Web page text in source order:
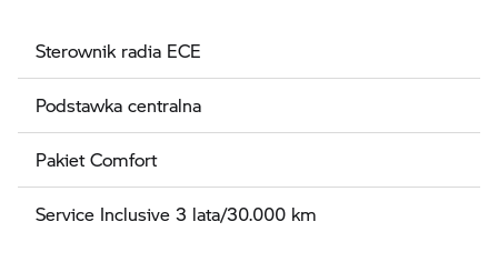
Sterownik radia ECE
Podstawka centralna
Pakiet Comfort
Service Inclusive 3 lata/30.000 km